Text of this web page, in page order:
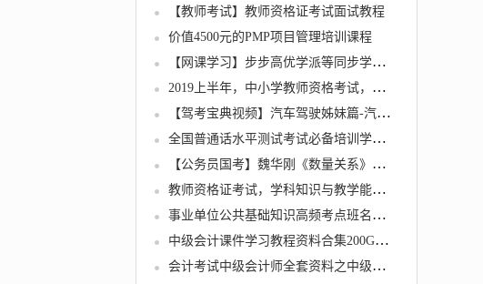
【教师考试】教师资格证考试面试教程
价值4500元的PMP项目管理培训课程
【网课学习】步步高优学派等同步学习软件集合程序软件
2019上半年，中小学教师资格考试，各学科知识与教学能力试题
【驾考宝典视频】汽车驾驶姊妹篇-汽车驾驶学习技巧讲堂
全国普通话水平测试考试必备培训学习资料【发音图谱+60篇音频朗读作品 跟读训练】
【公务员国考】魏华刚《数量关系》冲刺班
教师资格证考试，学科知识与教学能力 (初中语文)
事业单位公共基础知识高频考点班名师讲座全25集下载
中级会计课件学习教程资料合集200G（中华、东奥双网校）
会计考试中级会计师全套资料之中级财务管理